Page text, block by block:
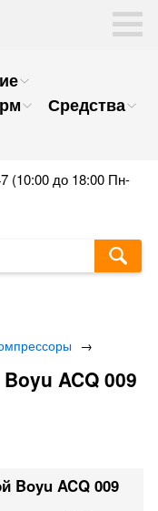
Средства
(10:00 до 18:00 Пн-
→
ACQ 009
Boyu ACQ 009